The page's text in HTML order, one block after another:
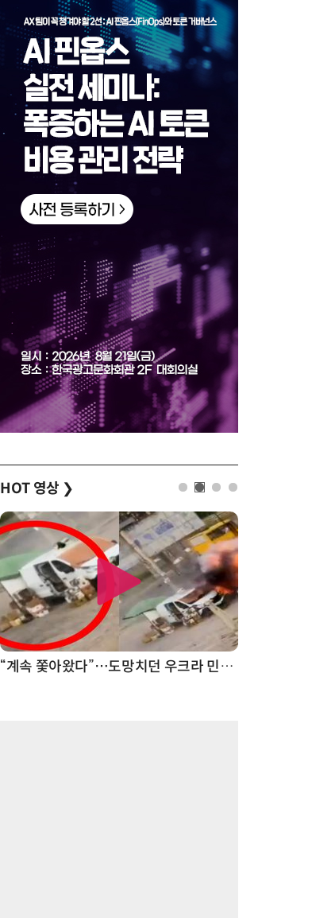
HOT 영상 ❯
“계속 쫓아왔다”…도망치던 우크라 민간인 공격한 러 자폭 드론